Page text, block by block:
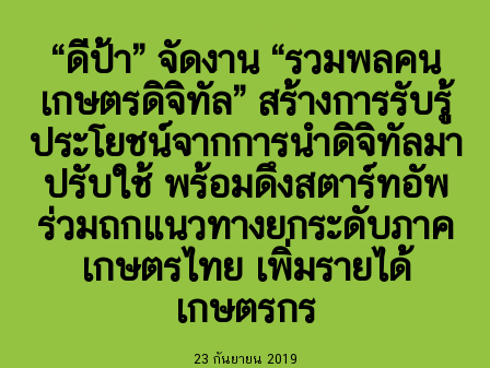
“ดีป้า” จัดงาน “รวมพลคน
เกษตรดิจิทัล” สร้างการรับรู้
ประโยชน์จากการนำดิจิทัลมา
ปรับใช้ พร้อมดึงสตาร์ทอัพ
ร่วมถกแนวทางยกระดับภาค
เกษตรไทย เพิ่มรายได้
เกษตรกร
23 กันยายน 2019